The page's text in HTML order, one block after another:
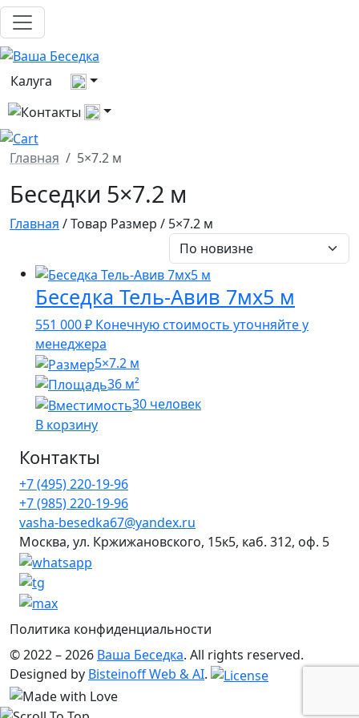
Калуга
Выберите город
Все контакты
Главная 5×7.2 м
Беседки 5×7.2 м
Главная / Товар Размер / 5×7.2 м
Беседка Тель-Авив 7мх5 м
551 000₽ Конечную стоимость уточняйте у
менеджера
5×7.2 м
36 м²
30 человек
В корзину
Контакты
+7 (495) 220-19-96
+7 (985) 220-19-96
vasha-besedka67@yandex.ru
Москва, ул. Кржижановского, 15к5, каб. 312, оф. 5
Политика конфиденциальности
© 2022 – 2026 Ваша Беседка. All rights reserved.
Designed by Bisteinoff Web & AI.